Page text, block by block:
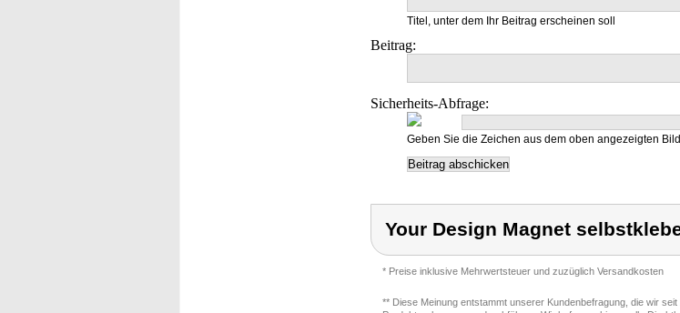
Titel, unter dem Ihr Beitrag erscheinen soll
Beitrag:
Sicherheits-Abfrage:
Geben Sie die Zeichen aus dem oben angezeigten
Your Design Magnet
* Preise inklusive Mehrwertsteuer und zuzüglich Versandkosten
** Diese Meinung entstammt unserer Kundenbefragung, die wir